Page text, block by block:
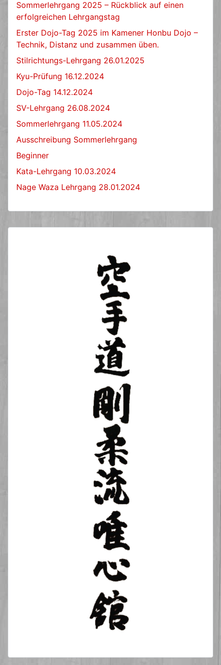
Sommerlehrgang 2025 – Rückblick auf einen
erfolgreichen Lehrgangstag
Erster Dojo-Tag 2025 im Kamener Honbu Dojo –
Technik, Distanz und zusammen üben.
Stilrichtungs-Lehrgang 26.01.2025
Kyu-Prüfung 16.12.2024
Dojo-Tag 14.12.2024
SV-Lehrgang 26.08.2024
Sommerlehrgang 11.05.2024
Ausschreibung Sommerlehrgang
Beginner
Kata-Lehrgang 10.03.2024
Nage Waza Lehrgang 28.01.2024